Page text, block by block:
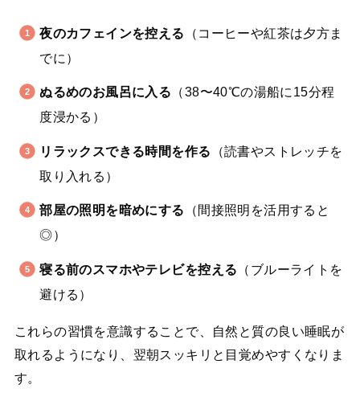
夜のカフェインを控える （コーヒーや紅茶は夕方ま
でに）
ぬるめのお風呂に入る （38〜40℃の湯船に15分程
度浸かる）
リラックスできる時間を作る （読書やストレッチを
取り入れる）
部屋の照明を暗めにする （間接照明を活用すると
◎）
寝る前のスマホやテレビを控える （ブルーライトを
避ける）
これらの習慣を意識することで、自然と質の良い睡眠が
取れるようになり、翌朝スッキリと目覚めやすくなりま
す。